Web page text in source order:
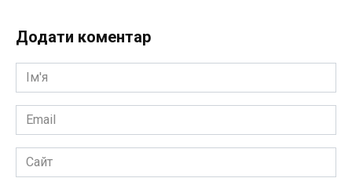
Додати коментар
Ім'я
*
Email
*
Сайт